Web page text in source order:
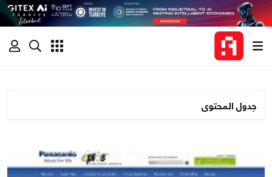
جدول المحتوى